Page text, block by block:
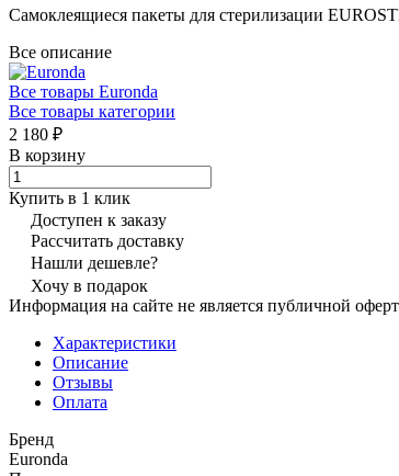
Самоклеящиеся пакеты для стерилизации
Все описание
Все товары Euronda
Все товары категории
2 180 ₽
В корзину
Купить в 1 клик
Доступен к заказу
Рассчитать доставку
Нашли дешевле?
Хочу в подарок
Информация на сайте не является публичной
Характеристики
Описание
Отзывы
Оплата
Бренд
Euronda